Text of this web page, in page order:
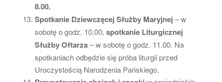
8.00.
Spotkanie Dziewczęcej Służby Maryjnej – w
sobotę o godz. 10.00, spotkanie Liturgicznej
Służby Ołtarza– w sobotę o godz. 11.00. Na
spotkaniach odbędzie się próba liturgii przed
Uroczystością Narodzenia Pańskiego.